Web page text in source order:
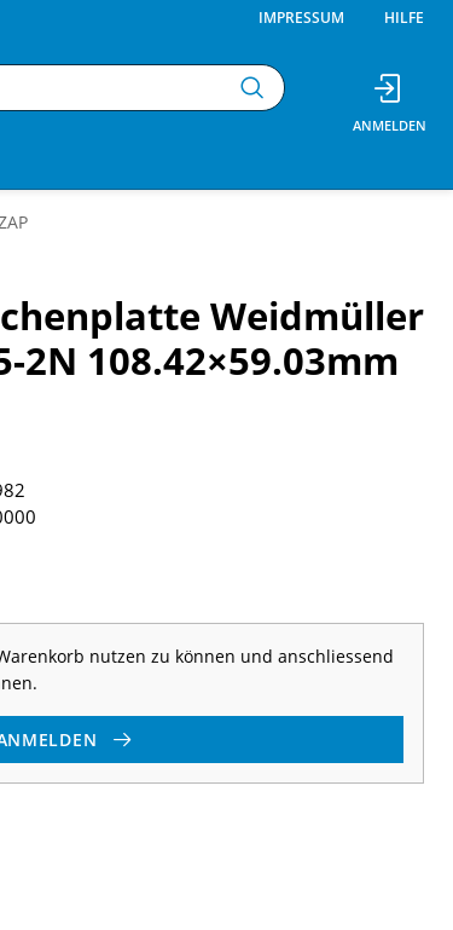
IMPRESSUM HILFE
Weidmüller
2N 108.42×59.03mm
nutzen zu können und anschliessend